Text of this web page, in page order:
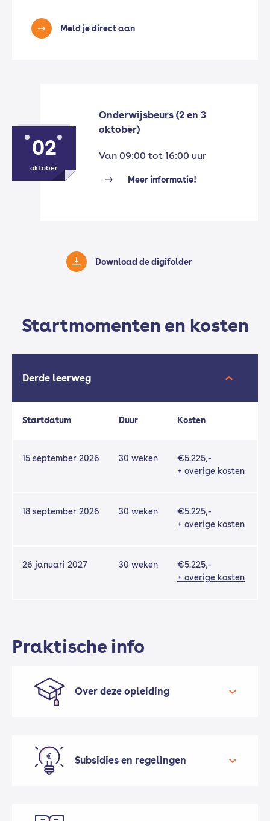
Meld je direct aan
02
oktober
Onderwijsbeurs (2 en 3
oktober)
Van 09:00 tot 16:00 uur
Meer informatie!
Download de digifolder
Startmomenten en kosten
Derde leerweg
Startdatum Duur Kosten
15 september 2026 30 weken
€5.225,-
+ overige kosten
18 september 2026 30 weken
€5.225,-
+ overige kosten
26 januari 2027 30 weken
€5.225,-
+ overige kosten
Praktische info
Over deze opleiding
opleiding tot mbo-instructeur. Je staat dan
gekwalificeerd voor de klas en kunt jouw
Subsidies en regelingen